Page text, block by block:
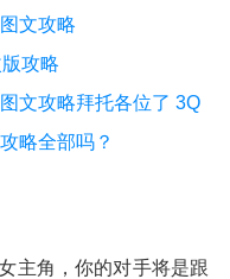
文攻略
攻略
文攻略拜托各位了 3Q
略全部吗？
主角，你的对手将是跟